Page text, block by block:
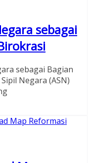
sebagai
sebagai Bagian
Negara (ASN)